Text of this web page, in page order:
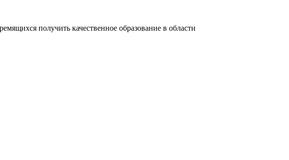
получить качественное образование в области